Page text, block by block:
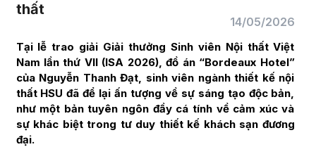
thất
14/05/2026
Tại lễ trao giải Giải thưởng Sinh viên Nội thất Việt
Nam lần thứ VII (ISA 2026), đồ án “Bordeaux Hotel”
của Nguyễn Thanh Đạt, sinh viên ngành thiết kế nội
thất HSU đã để lại ấn tượng về sự sáng tạo độc bản,
như một bản tuyên ngôn đầy cá tính về cảm xúc và
sự khác biệt trong tư duy thiết kế khách sạn đương
đại.